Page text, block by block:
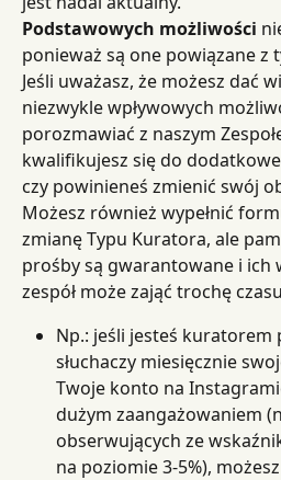
Podstawowych możliwości
ponieważ są one powiązane z
Jeśli uważasz, że możesz dać
niezwykle wpływowych
porozmawiać z naszym
kwalifikujesz się do
czy powinieneś zmienić swój
Możesz również wypełnić
zmianę Typu Kuratora, ale
prośby są gwarantowane i ich
zespół może zająć trochę
Np.: jeśli jesteś kuratorem
słuchaczy miesięcznie
Twoje konto na
dużym zaangażowaniem
obserwujących ze
na poziomie 3-5%),